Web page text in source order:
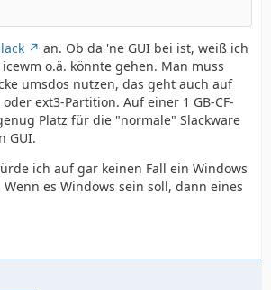
an. Ob da 'ne GUI bei ist, weiß ich
o.ä. könnte gehen. Man muss
umsdos nutzen, das geht auch auf
ext3-Partition. Auf einer 1 GB-CF-
Platz für die "normale" Slackware
GUI.
ich auf gar keinen Fall ein Windows
es Windows sein soll, dann eines